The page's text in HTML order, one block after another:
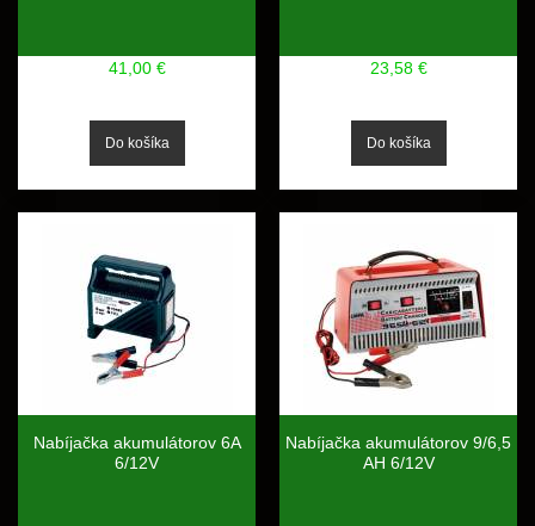
41,00 € 23,58 €
Nabíjačka akumulátorov 6A
6/12V
Nabíjačka akumulátorov 9/6,5
AH 6/12V